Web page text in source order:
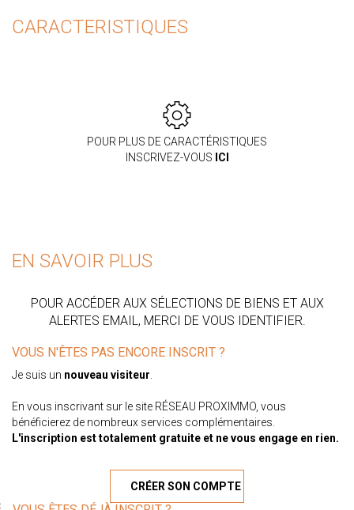
CARACTERISTIQUES
POUR PLUS DE CARACTÉRISTIQUES
INSCRIVEZ-VOUS ICI
EN SAVOIR PLUS
POUR ACCÉDER AUX SÉLECTIONS DE BIENS ET AUX
ALERTES EMAIL, MERCI DE VOUS IDENTIFIER.
VOUS N'ÊTES PAS ENCORE INSCRIT ?
Je suis un nouveau visiteur.
En vous inscrivant sur le site RÉSEAU PROXIMMO, vous
bénéficierez de nombreux services complémentaires.
L'inscription est totalement gratuite et ne vous engage en rien.
CRÉER SON COMPTE